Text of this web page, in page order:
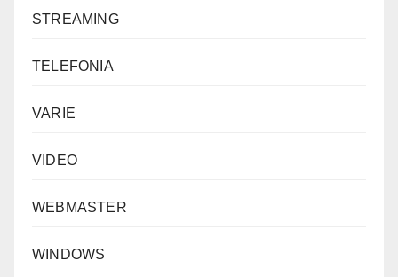
STREAMING
TELEFONIA
VARIE
VIDEO
WEBMASTER
WINDOWS